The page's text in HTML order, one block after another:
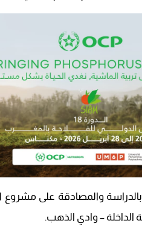
والمصادقة على مشروع
الداخلة – وادي الذهب.